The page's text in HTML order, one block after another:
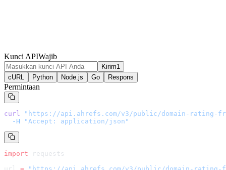
Kunci APIWajib
Kirim1
cURL
Python Node.js Go Respons
Permintaan
curl " https://api.ahrefs.com/v3/public/domain-rating-
  -H
"Accept: application/json"
import requests